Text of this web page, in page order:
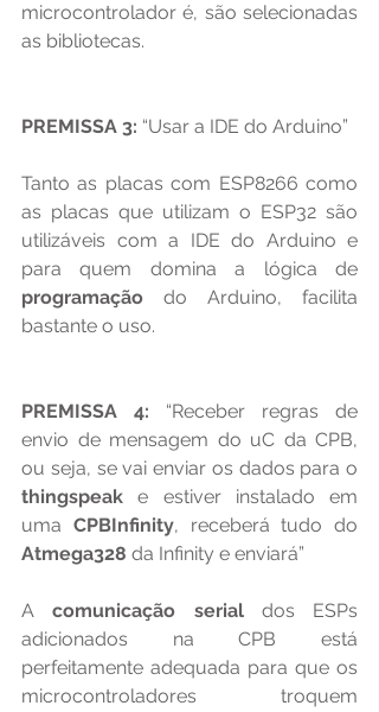
microcontrolador é, são selecionadas
as bibliotecas.
PREMISSA 3: “Usar a IDE do Arduino”
Tanto as placas com ESP8266 como
as placas que utilizam o ESP32 são
utilizáveis com a IDE do Arduino e
programação do Arduino, facilita
bastante o uso.
PREMISSA 4: “Receber regras de
envio de mensagem do uC da CPB,
thingspeak e estiver instalado em
uma CPBInfinity
Atmega328 da Infinity e enviará”
A comunicação serial dos ESPs
adicionados na CPB está
perfeitamente adequada para que os
microcontroladores troquem